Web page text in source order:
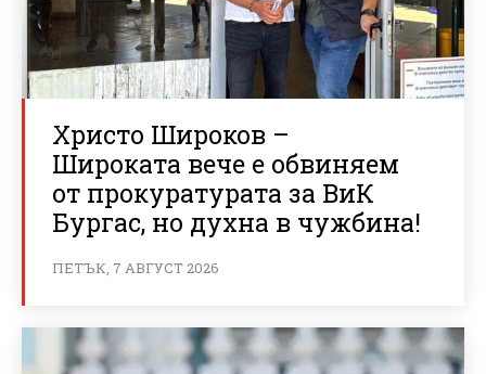
Христо Широков –
Широката вече е обвиняем
от прокуратурата за ВиК
Бургас, но духна в чужбина!
ПЕТЪК, 7 АВГУСТ 2026